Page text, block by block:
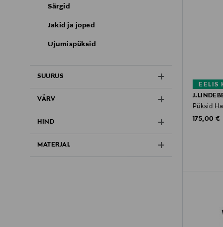
Särgid
Jakid ja joped
Ujumispüksid
SUURUS
VÄRV
HIND
MATERJAL
EELIS
Püksid
Original
175,00 €